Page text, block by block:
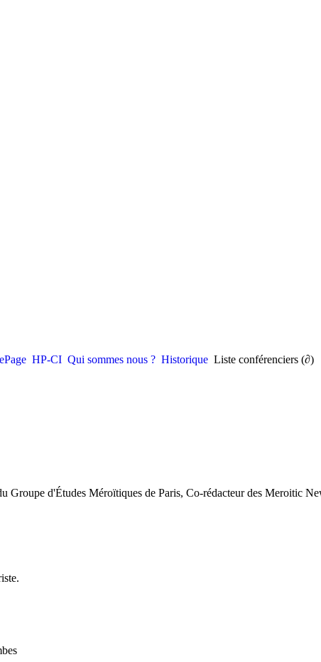
HP-CI Qui sommes nous ? Historique Liste conférenciers (∂)
Groupe d'Études Méroïtiques de Paris, Co-rédacteur des Meroitic